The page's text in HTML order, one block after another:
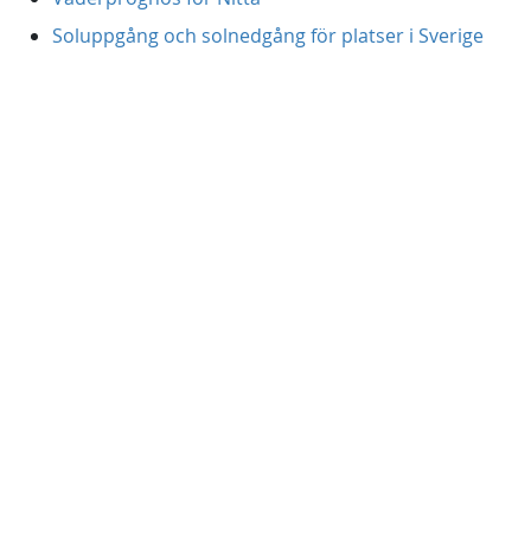
Soluppgång och solnedgång för platser i Sverige